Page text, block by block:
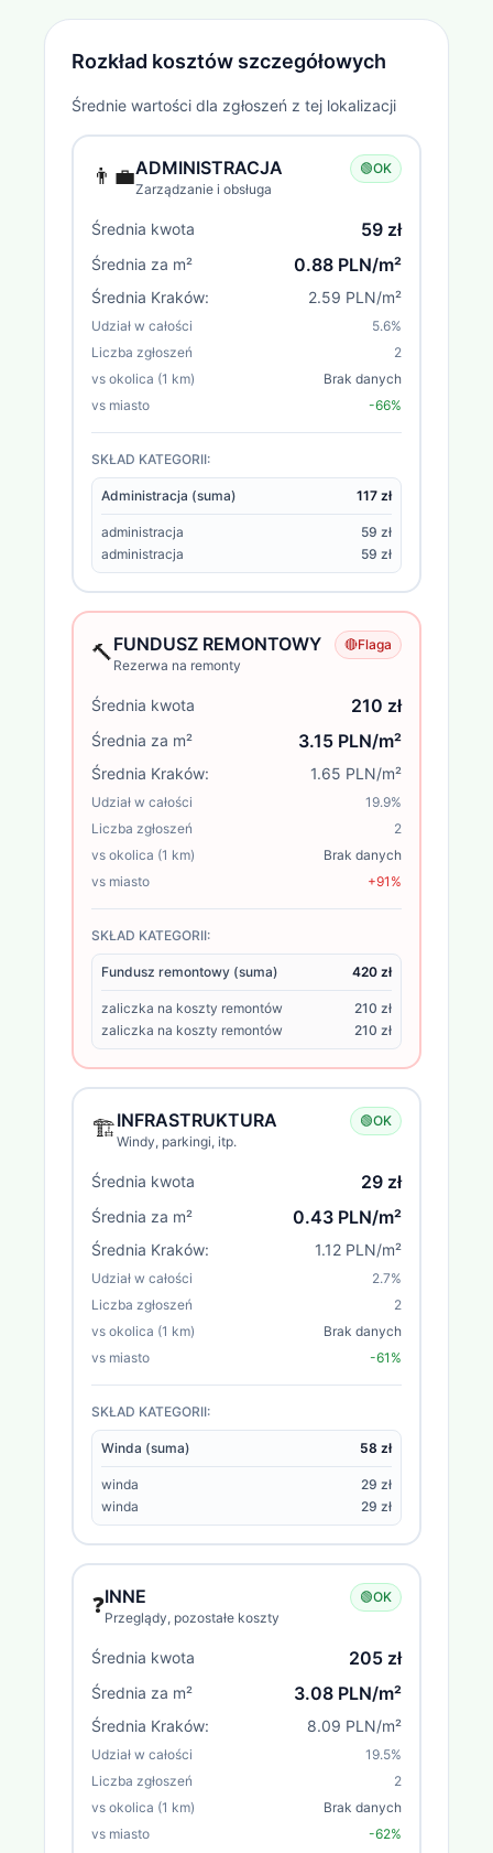
Rozkład kosztów szczegółowych
Średnie wartości dla zgłoszeń z tej lokalizacji
👨‍💼ADMINISTRACJA
Zarządzanie i obsługa
🟢OK
Średnia kwota 59 zł
Średnia za m² 0.88 PLN/m²
Średnia Kraków: 2.59 PLN/m²
Udział w całości 5.6%
Liczba zgłoszeń
2
vs okolica (1 km)
Brak danych
vs miasto
-66%
SKŁAD KATEGORII:
Administracja (suma) 117 zł
administracja
59 zł
administracja
59 zł
🔨FUNDUSZ REMONTOWY
Rezerwa na remonty
🔴Flaga
Średnia kwota 210 zł
Średnia za m² 3.15 PLN/m²
Średnia Kraków: 1.65 PLN/m²
Udział w całości 19.9%
Liczba zgłoszeń
2
vs okolica (1 km)
Brak danych
vs miasto
+91%
SKŁAD KATEGORII:
Fundusz remontowy (suma) 420 zł
zaliczka na koszty remontów
210 zł
zaliczka na koszty remontów
210 zł
🏗️INFRASTRUKTURA
Windy, parkingi, itp.
🟢OK
Średnia kwota 29 zł
Średnia za m² 0.43 PLN/m²
Średnia Kraków: 1.12 PLN/m²
Udział w całości 2.7%
Liczba zgłoszeń
2
vs okolica (1 km)
Brak danych
vs miasto
-61%
SKŁAD KATEGORII:
Winda (suma) 58 zł
winda
29 zł
winda
29 zł
❓INNE
Przeglądy, pozostałe koszty
🟢OK
Średnia kwota 205 zł
Średnia za m² 3.08 PLN/m²
Średnia Kraków: 8.09 PLN/m²
Udział w całości 19.5%
Liczba zgłoszeń
2
vs okolica (1 km)
Brak danych
vs miasto
-62%